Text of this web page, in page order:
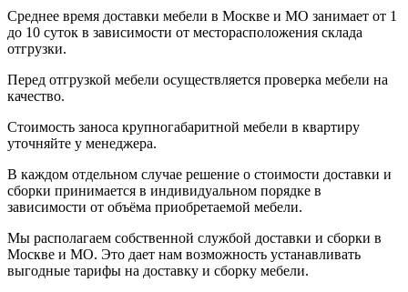
Среднее время доставки мебели в Москве и МО занимает от 1
до 10 суток в зависимости от месторасположения склада
отгрузки.
Перед отгрузкой мебели осуществляется проверка мебели на
качество.
Стоимость заноса крупногабаритной мебели в квартиру
уточняйте у менеджера.
В каждом отдельном случае решение о стоимости доставки и
сборки принимается в индивидуальном порядке в
зависимости от объёма приобретаемой мебели.
Мы располагаем собственной службой доставки и сборки в
Москве и МО. Это дает нам возможность устанавливать
выгодные тарифы на доставку и сборку мебели.